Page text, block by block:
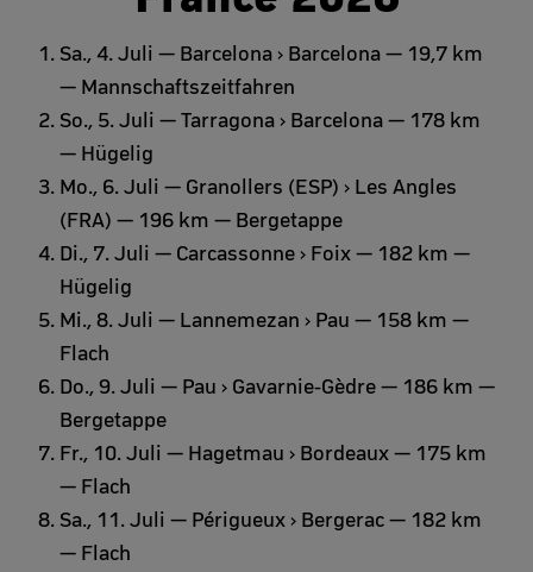
Sa., 4. Juli — Barcelona › Barcelona — 19,7 km
— Mannschaftszeitfahren
So., 5. Juli — Tarragona › Barcelona — 178 km
— Hügelig
Mo., 6. Juli — Granollers (ESP) › Les Angles
(FRA) — 196 km — Bergetappe
Di., 7. Juli — Carcassonne › Foix — 182 km —
Hügelig
Mi., 8. Juli — Lannemezan › Pau — 158 km —
Flach
Do., 9. Juli — Pau › Gavarnie-Gèdre — 186 km —
Bergetappe
Fr., 10. Juli — Hagetmau › Bordeaux — 175 km
— Flach
Sa., 11. Juli — Périgueux › Bergerac — 182 km
— Flach